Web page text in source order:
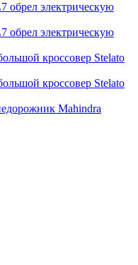
обрел электрическую
обрел электрическую
кроссовер Stelato
кроссовер Stelato
Mahindra